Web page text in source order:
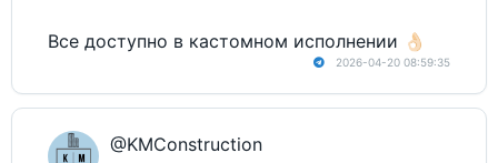
Все доступно в кастомном исполнении 👌🏻
2026-04-20 08:59:35
@KMConstruction